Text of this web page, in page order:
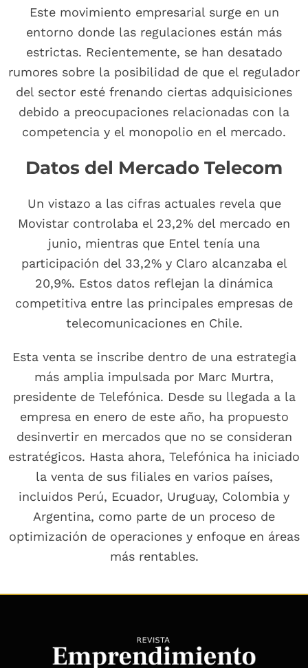
Este movimiento empresarial surge en un
entorno donde las regulaciones están más
estrictas. Recientemente, se han desatado
rumores sobre la posibilidad de que el regulador
del sector esté frenando ciertas adquisiciones
debido a preocupaciones relacionadas con la
competencia y el monopolio en el mercado.
Datos del Mercado Telecom
Un vistazo a las cifras actuales revela que
Movistar controlaba el 23,2% del mercado en
junio, mientras que Entel tenía una
participación del 33,2% y Claro alcanzaba el
20,9%. Estos datos reflejan la dinámica
competitiva entre las principales empresas de
telecomunicaciones en Chile.
Esta venta se inscribe dentro de una estrategia
más amplia impulsada por Marc Murtra,
presidente de Telefónica. Desde su llegada a la
empresa en enero de este año, ha propuesto
desinvertir en mercados que no se consideran
estratégicos. Hasta ahora, Telefónica ha iniciado
la venta de sus filiales en varios países,
incluidos Perú, Ecuador, Uruguay, Colombia y
Argentina, como parte de un proceso de
optimización de operaciones y enfoque en áreas
más rentables.